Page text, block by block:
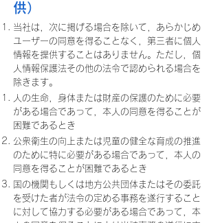
供）
当社は，次に掲げる場合を除いて，あらかじめ
ユーザーの同意を得ることなく，第三者に個人
情報を提供することはありません。ただし，個
人情報保護法その他の法令で認められる場合を
除きます。
人の生命，身体または財産の保護のために必要
がある場合であって，本人の同意を得ることが
困難であるとき
公衆衛生の向上または児童の健全な育成の推進
のために特に必要がある場合であって，本人の
同意を得ることが困難であるとき
国の機関もしくは地方公共団体またはその委託
を受けた者が法令の定める事務を遂行すること
に対して協力する必要がある場合であって，本